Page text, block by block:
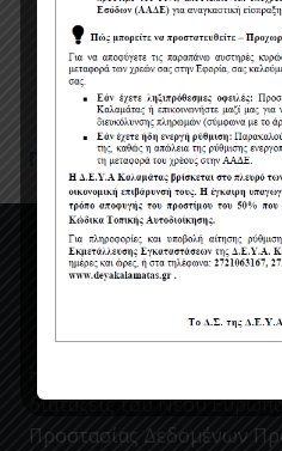
Όροι
Πολιτική Προστασίας
Η ΔΕΥΑΚ ενσωματώνοντας
διατάξεις του Νέου
Προστασίας Δεδομένων